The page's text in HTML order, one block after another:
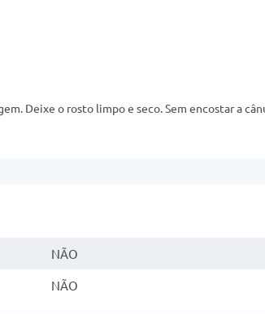
Deixe o rosto limpo e seco. Sem encostar a
NÃO
NÃO